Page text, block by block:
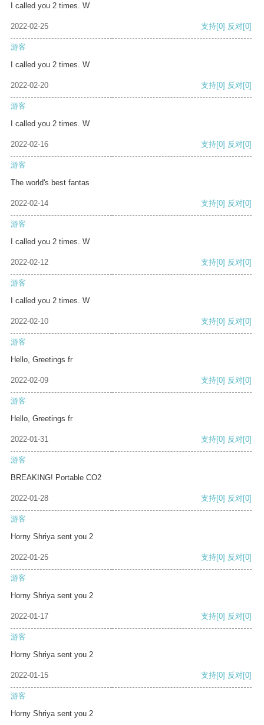
I called you 2 times. W
2022-02-25 支持[0] 反对[0]
游客
I called you 2 times. W
2022-02-20 支持[0] 反对[0]
游客
I called you 2 times. W
2022-02-16 支持[0] 反对[0]
游客
The world's best fantas
2022-02-14 支持[0] 反对[0]
游客
I called you 2 times. W
2022-02-12 支持[0] 反对[0]
游客
I called you 2 times. W
2022-02-10 支持[0] 反对[0]
游客
Hello, Greetings fr
2022-02-09 支持[0] 反对[0]
游客
Hello, Greetings fr
2022-01-31 支持[0] 反对[0]
游客
BREAKING! Portable CO2
2022-01-28 支持[0] 反对[0]
游客
Horny Shriya sent you 2
2022-01-25 支持[0] 反对[0]
游客
Horny Shriya sent you 2
2022-01-17 支持[0] 反对[0]
游客
Horny Shriya sent you 2
2022-01-15 支持[0] 反对[0]
游客
Horny Shriya sent you 2